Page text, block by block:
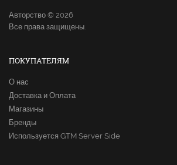
Авторство © 2026
Все права защищены.
ПОКУПАТЕЛЯМ
О нас
Доставка и Оплата
Магазины
Бренды
Используется GTM Server Side